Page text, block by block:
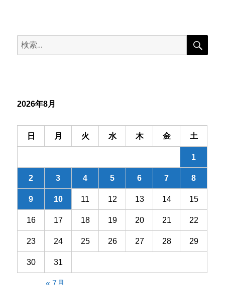
ゲ
ン
検
索:
検
2026年8月
日 月 火 水 木 金 土
1
2 3 4 5 6 7 8
9 10 11 12 13 14 15
16 17 18 19 20 21 22
23 24 25 26 27 28 29
30 31
« 7月